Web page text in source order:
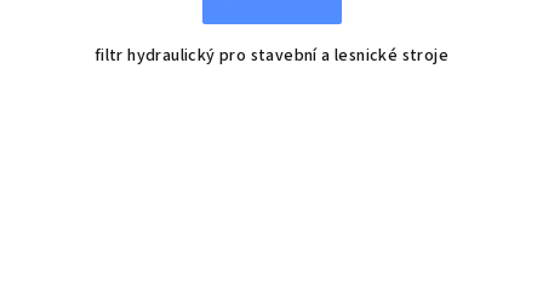
filtr hydraulický pro stavební a lesnické stroje